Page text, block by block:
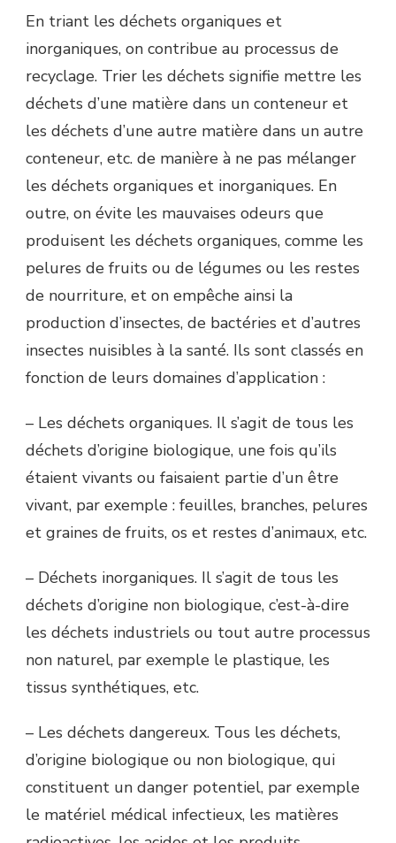
En triant les déchets organiques et
inorganiques, on contribue au processus de
recyclage. Trier les déchets signifie mettre les
déchets d’une matière dans un conteneur et
les déchets d’une autre matière dans un autre
conteneur, etc. de manière à ne pas mélanger
les déchets organiques et inorganiques. En
outre, on évite les mauvaises odeurs que
produisent les déchets organiques, comme les
pelures de fruits ou de légumes ou les restes
de nourriture, et on empêche ainsi la
production d’insectes, de bactéries et d’autres
insectes nuisibles à la santé. Ils sont classés en
fonction de leurs domaines d’application :
– Les déchets organiques. Il s’agit de tous les
déchets d’origine biologique, une fois qu’ils
étaient vivants ou faisaient partie d’un être
vivant, par exemple : feuilles, branches, pelures
et graines de fruits, os et restes d’animaux, etc.
– Déchets inorganiques. Il s’agit de tous les
déchets d’origine non biologique, c’est-à-dire
les déchets industriels ou tout autre processus
non naturel, par exemple le plastique, les
tissus synthétiques, etc.
– Les déchets dangereux. Tous les déchets,
d’origine biologique ou non biologique, qui
constituent un danger potentiel, par exemple
le matériel médical infectieux, les matières